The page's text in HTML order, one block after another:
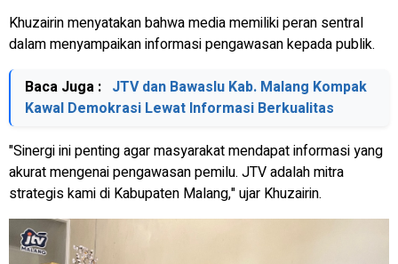
Khuzairin menyatakan bahwa media memiliki peran sentral
dalam menyampaikan informasi pengawasan kepada publik.
Baca Juga : JTV dan Bawaslu Kab. Malang Kompak
Kawal Demokrasi Lewat Informasi Berkualitas
"Sinergi ini penting agar masyarakat mendapat informasi yang
akurat mengenai pengawasan pemilu. JTV adalah mitra
strategis kami di Kabupaten Malang," ujar Khuzairin.